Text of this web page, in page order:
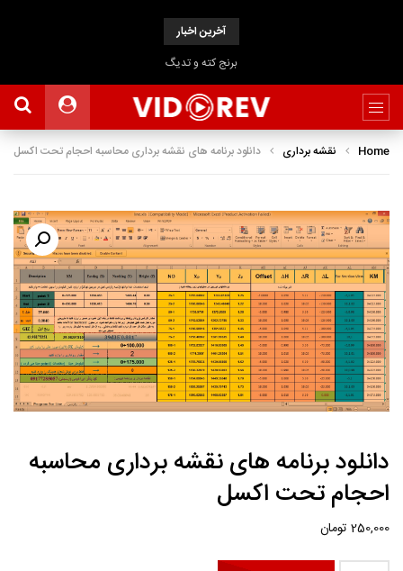
آخرین اخبار
برنج کته و تدیگ
Home نقشه برداری دانلود برنامه های نقشه برداری محاسبه احجام تحت اکسل
دانلود برنامه های نقشه برداری محاسبه
احجام تحت اکسل
250,000 تومان